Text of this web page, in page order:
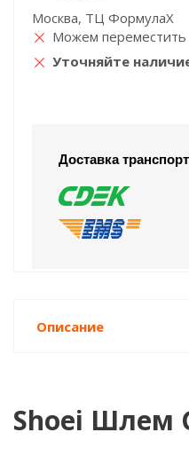
Москва, ТЦ ФормулаХ
Можем переместить
Уточняйте
Доставка
Описание
Shoei Шлем